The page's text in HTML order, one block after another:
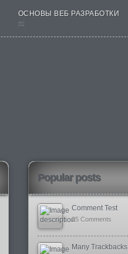
ОСНОВЫ ВЕБ РАЗРАБОТКИ
nt
Popular posts
Comment Test
25 Comments
Many Trackbacks